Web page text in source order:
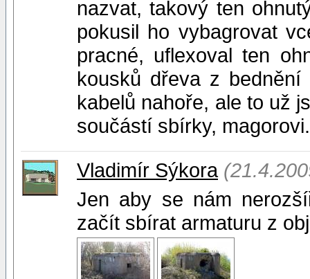
nazvat, takový ten
pokusil ho vybagrovat
pracné, uflexoval ten
kousků dřeva z
kabelů nahoře, ale to už
součástí sbírky, magorovi.
Vladimír Sýkora
Jen aby se nám
začít sbírat armaturu z